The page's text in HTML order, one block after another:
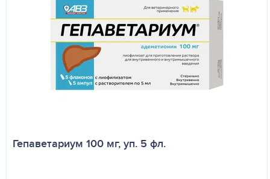
Гепаветариум 100 мг, уп. 5 фл.